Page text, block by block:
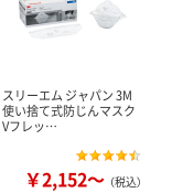
スリーエム ジャパン 3M
使い捨て式防じんマスク
Vフレッ…
￥2,152～ （税込）